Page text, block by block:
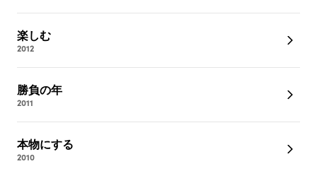
楽しむ
2012
勝負の年
2011
本物にする
2010